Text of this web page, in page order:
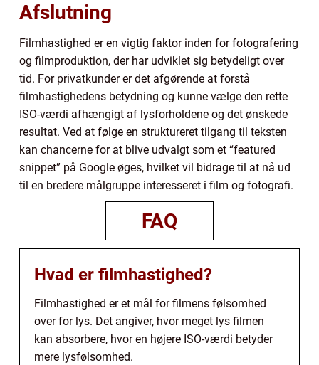
Afslutning
Filmhastighed er en vigtig faktor inden for fotografering
og filmproduktion, der har udviklet sig betydeligt over
tid. For privatkunder er det afgørende at forstå
filmhastighedens betydning og kunne vælge den rette
ISO-værdi afhængigt af lysforholdene og det ønskede
resultat. Ved at følge en struktureret tilgang til teksten
kan chancerne for at blive udvalgt som et “featured
snippet” på Google øges, hvilket vil bidrage til at nå ud
til en bredere målgruppe interesseret i film og fotografi.
FAQ
Hvad er filmhastighed?
Filmhastighed er et mål for filmens følsomhed
over for lys. Det angiver, hvor meget lys filmen
kan absorbere, hvor en højere ISO-værdi betyder
mere lysfølsomhed.